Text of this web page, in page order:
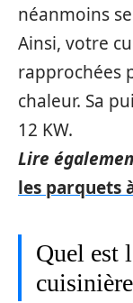
néanmoins
Ainsi, votre
rapprochées
chaleur. Sa
12 KW.
Lire
les parquets
Quel est